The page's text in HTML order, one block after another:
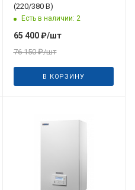
(220/380 В)
Есть в наличии: 2
65 400₽/шт
76 150₽/шт
В КОРЗИНУ